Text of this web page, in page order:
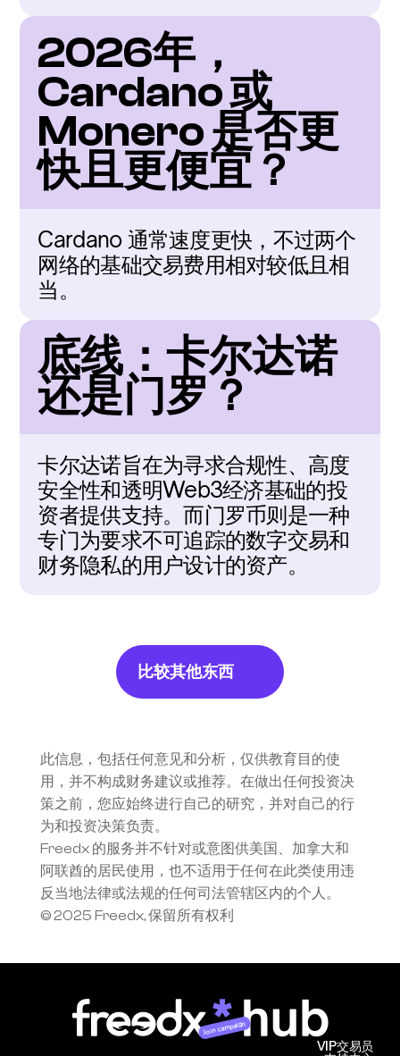
2026年，
Cardano 或
Monero 是否更
快且更便宜？
Cardano 通常速度更快，不过两个
网络的基础交易费用相对较低且相
当。
底线：卡尔达诺
还是门罗？
卡尔达诺旨在为寻求合规性、高度
安全性和透明Web3经济基础的投
资者提供支持。而门罗币则是一种
专门为要求不可追踪的数字交易和
财务隐私的用户设计的资产。
比较其他东西
此信息，包括任何意见和分析，仅供教育目的使
用，并不构成财务建议或推荐。在做出任何投资决
策之前，您应始终进行自己的研究，并对自己的行
为和投资决策负责。
Freedx 的服务并不针对或意图供美国、加拿大和
阿联酋的居民使用，也不适用于任何在此类使用违
反当地法律或法规的任何司法管辖区内的个人。
© 2025 Freedx, 保留所有权利
Join campaign
VIP交易员